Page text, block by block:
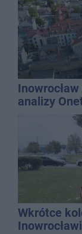
Inowrocław
analizy
najbardziej
Wkrótce